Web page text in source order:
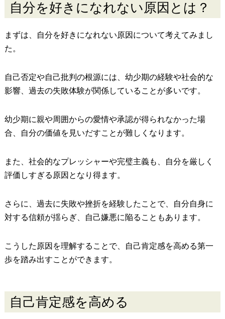
自分を好きになれない原因とは？
まずは、自分を好きになれない原因について考えてみまし
た。
自己否定や自己批判の根源には、幼少期の経験や社会的な
影響、過去の失敗体験が関係していることが多いです。
幼少期に親や周囲からの愛情や承認が得られなかった場
合、自分の価値を見いだすことが難しくなります。
また、社会的なプレッシャーや完璧主義も、自分を厳しく
評価しすぎる原因となり得ます。
さらに、過去に失敗や挫折を経験したことで、自分自身に
対する信頼が揺らぎ、自己嫌悪に陥ることもあります。
こうした原因を理解することで、自己肯定感を高める第一
歩を踏み出すことができます。
自己肯定感を高める